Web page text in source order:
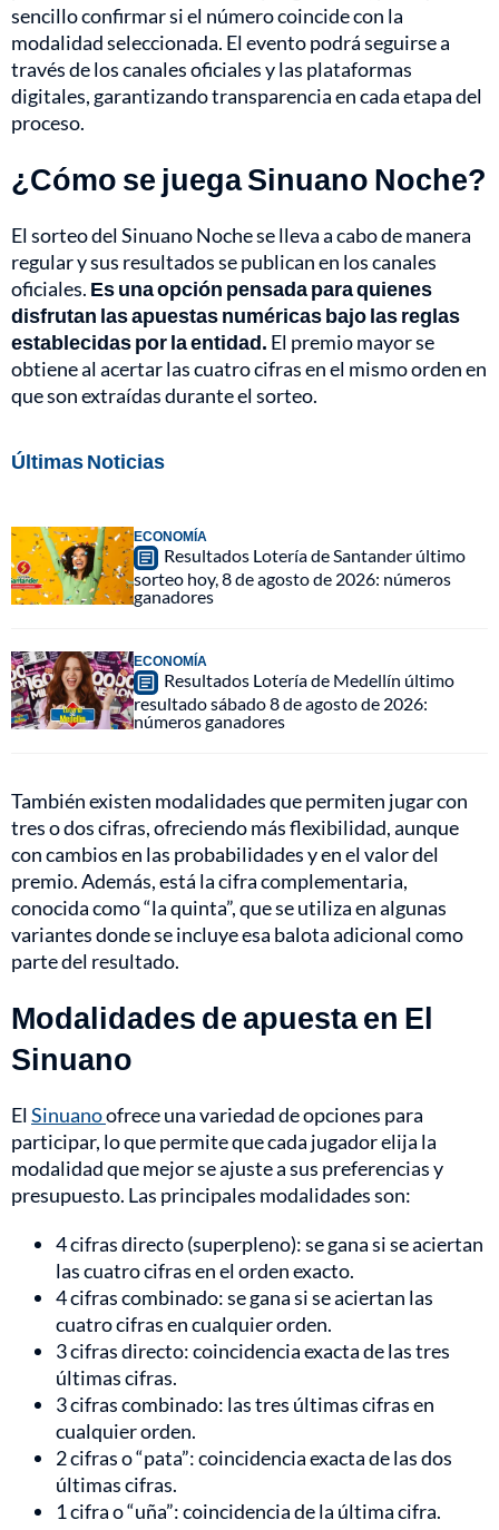
sencillo confirmar si el número coincide con la
modalidad seleccionada. El evento podrá seguirse a
través de los canales oficiales y las plataformas
digitales, garantizando transparencia en cada etapa del
proceso.
¿Cómo se juega Sinuano Noche?
El sorteo del Sinuano Noche se lleva a cabo de manera
regular y sus resultados se publican en los canales
oficiales. Es una opción pensada para quienes
disfrutan las apuestas numéricas bajo las reglas
establecidas por la entidad. El premio mayor se
obtiene al acertar las cuatro cifras en el mismo orden en
que son extraídas durante el sorteo.
Últimas Noticias
ECONOMÍA
Resultados Lotería de Santander último
sorteo hoy, 8 de agosto de 2026: números
ganadores
ECONOMÍA
Resultados Lotería de Medellín último
resultado sábado 8 de agosto de 2026:
números ganadores
También existen modalidades que permiten jugar con
tres o dos cifras, ofreciendo más flexibilidad, aunque
con cambios en las probabilidades y en el valor del
premio. Además, está la cifra complementaria,
conocida como “la quinta”, que se utiliza en algunas
variantes donde se incluye esa balota adicional como
parte del resultado.
Modalidades de apuesta en El
Sinuano
ElSinuanoofrece una variedad de opciones para
participar, lo que permite que cada jugador elija la
modalidad que mejor se ajuste a sus preferencias y
presupuesto. Las principales modalidades son:
4 cifras directo (superpleno): se gana si se aciertan
las cuatro cifras en el orden exacto.
4 cifras combinado: se gana si se aciertan las
cuatro cifras en cualquier orden.
3 cifras directo: coincidencia exacta de las tres
últimas cifras.
3 cifras combinado: las tres últimas cifras en
cualquier orden.
2 cifras o “pata”: coincidencia exacta de las dos
últimas cifras.
1 cifra o “uña”: coincidencia de la última cifra.